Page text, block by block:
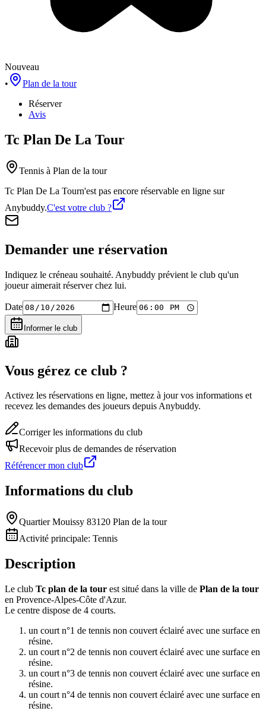
Nouveau
•
Plan de la tour
Réserver
Avis
Tc Plan De La Tour
Tennis à Plan de la tour
Tc Plan De La Tourn'est pas encore réservable en ligne sur
Anybuddy.C'est votre club ?
Demander une réservation
Indiquez le créneau souhaité. Anybuddy prévient le club qu'un
joueur aimerait réserver chez lui.
Date Heure
Informer le club
Vous gérez ce club ?
Activez les réservations en ligne, mettez à jour vos informations et
recevez les demandes des joueurs depuis Anybuddy.
Corriger les informations du club
Recevoir plus de demandes de réservation
Référencer mon club
Informations du club
Quartier Mouissy 83120 Plan de la tour
Activité principale: Tennis
Description
Le club Tc plan de la tour est situé dans la ville de Plan de la tour
en Provence-Alpes-Côte d'Azur.
Le centre dispose de 4 courts.
un court n°1 de tennis non couvert éclairé avec une surface en
résine.
un court n°2 de tennis non couvert éclairé avec une surface en
résine.
un court n°3 de tennis non couvert éclairé avec une surface en
résine.
un court n°4 de tennis non couvert éclairé avec une surface en
résine.